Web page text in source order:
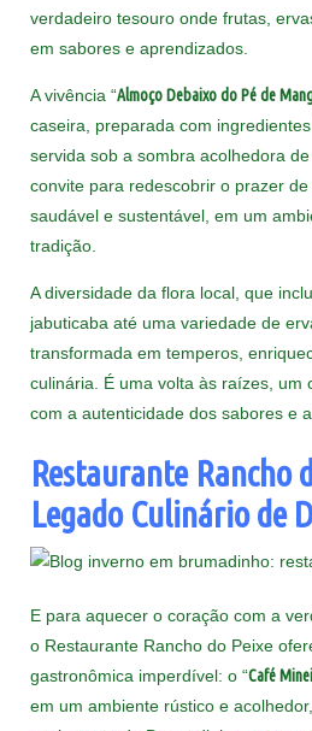
verdadeiro tesouro onde frutas,
em sabores e aprendizados.
A vivência “Almoço Debaixo do Pé de
caseira, preparada com
servida sob a sombra acolhedora
convite para redescobrir o prazer
saudável e sustentável, em um
tradição.
A diversidade da flora local, que
jabuticaba até uma variedade de
transformada em temperos,
culinária. É uma volta às raízes, um
com a autenticidade dos sabores e
Restaurante Rancho
Legado Culinário de
E para aquecer o coração com a
o Restaurante Rancho do Peixe
gastronômica imperdível: o “Café
em um ambiente rústico e